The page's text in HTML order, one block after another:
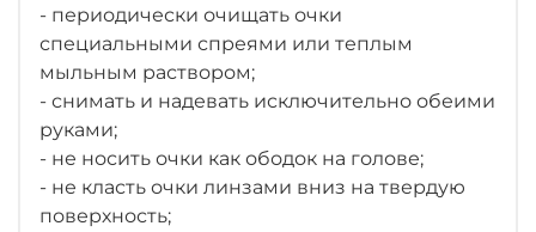
- периодически очищать очки
специальными спреями или теплым
мыльным раствором;
- снимать и надевать исключительно обеими
руками;
- не носить очки как ободок на голове;
- не класть очки линзами вниз на твердую
поверхность;